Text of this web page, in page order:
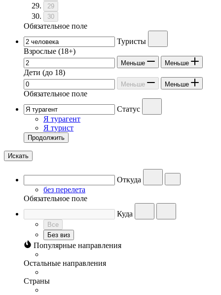
29
30
Обязательное поле
Туристы
Взрослые (18+)
Меньше Меньше
Дети (до 18)
Меньше Меньше
Обязательное поле
Статус
Я турагент
Я турист
Продолжить
Искать
Откуда
без перелета
Обязательное поле
Куда
Все
Без виз
Популярные направления
Остальные направления
Страны